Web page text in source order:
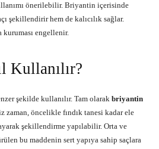
önerilebilir. Briyantin içerisinde
şekillendirir hem de kalıcılık sağlar.
kuruması engellenir.
Kullanılır?
şekilde kullanılır. Tam olarak briyantin
zaman, öncelikle fındık tanesi kadar ele
şekillendirme yapılabilir. Orta ve
bu maddenin sert yapıya sahip saçlara